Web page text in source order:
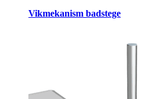
Vikmekanism badstege